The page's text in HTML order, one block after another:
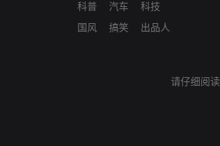
科普
国风
汽车
搞笑
科技
出品人
请仔细阅读